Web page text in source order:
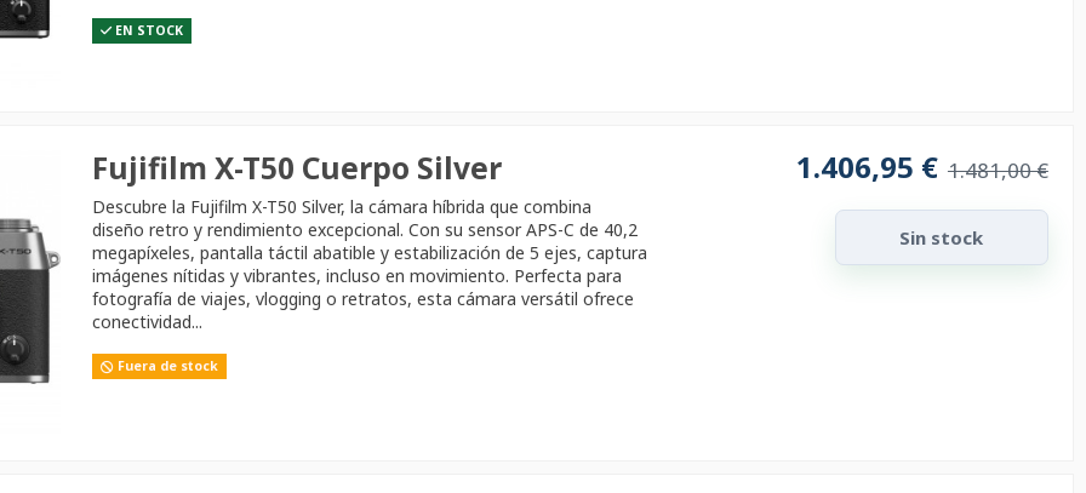
EN STOCK
Fujifilm X-T50 Cuerpo Silver
Descubre la Fujifilm X-T50 Silver, la cámara híbrida que combina
diseño retro y rendimiento excepcional. Con su sensor APS-C de 40,2
megapíxeles, pantalla táctil abatible y estabilización de 5 ejes, captura
imágenes nítidas y vibrantes, incluso en movimiento. Perfecta para
fotografía de viajes, vlogging o retratos, esta cámara versátil ofrece
conectividad...
Fuera de stock
1.406,95 € 1.481,00 €
Sin stock